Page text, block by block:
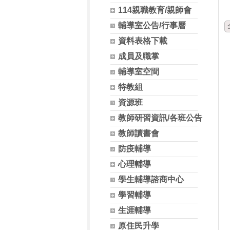
114親職教育/親師會
輔導室公告/行事曆
資料表格下載
成員及職掌
輔導室空間
特教組
資源班
教師研習資訊/各班公告
教師讀書會
防疫輔導
心理輔導
學生輔導諮商中心
學習輔導
生涯輔導
原住民升學